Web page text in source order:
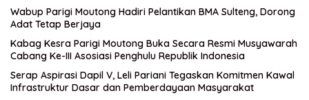
Wabup Parigi Moutong Hadiri Pelantikan BMA Sulteng, Dorong
Adat Tetap Berjaya
Kabag Kesra Parigi Moutong Buka Secara Resmi Musyawarah
Cabang Ke-III Asosiasi Penghulu Republik Indonesia
Serap Aspirasi Dapil V, Leli Pariani Tegaskan Komitmen Kawal
Infrastruktur Dasar dan Pemberdayaan Masyarakat